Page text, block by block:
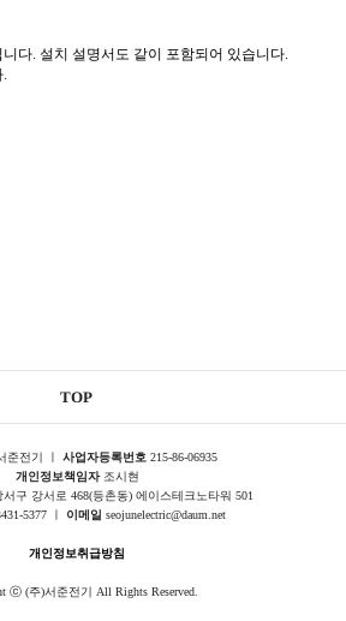
다. 설치 설명서도 같이 포함되어 있습니다.
TOP
준전기 ㅣ 사업자등록번호 215-86-06935
개인정보책임자조시현
구 강서로 468(등촌동) 에이스테크노타워 501
5377 ㅣ 이메일 seojunelectric@daum.net
개인정보취급방침
ⓒ (주)서준전기 All Rights Reserved.